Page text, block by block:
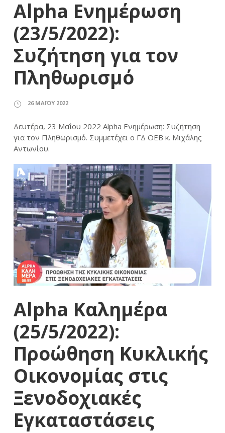
Alpha Ενημέρωση
(23/5/2022):
Συζήτηση για τον
Πληθωρισμό
26 ΜΑΪ́ΟΥ 2022
Δευτέρα, 23 Μαΐου 2022 Alpha Ενημέρωση: Συζήτηση
για τον Πληθωρισμό. Συμμετέχει ο ΓΔ ΟΕΒ κ. Μιχάλης
Αντωνίου.
Alpha Καλημέρα
(25/5/2022):
Προώθηση Κυκλικής
Οικονομίας στις
Ξενοδοχιακές
Εγκαταστάσεις